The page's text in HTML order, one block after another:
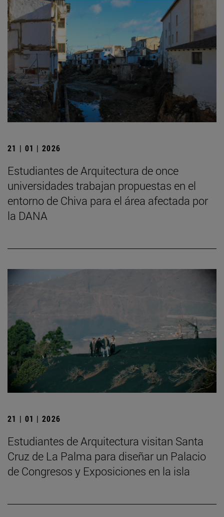
21 | 01 | 2026
Estudiantes de Arquitectura de once
universidades trabajan propuestas en el
entorno de Chiva para el área afectada por
la DANA
21 | 01 | 2026
Estudiantes de Arquitectura visitan Santa
Cruz de La Palma para diseñar un Palacio
de Congresos y Exposiciones en la isla